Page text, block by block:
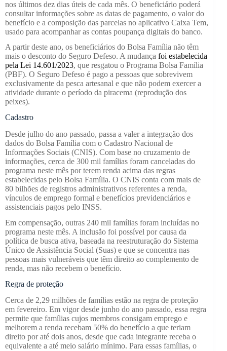
nos últimos dez dias úteis de cada mês. O beneficiário poderá
consultar informações sobre as datas de pagamento, o valor do
benefício e a composição das parcelas no aplicativo Caixa Tem,
usado para acompanhar as contas poupança digitais do banco.
A partir deste ano, os beneficiários do Bolsa Família não têm
mais o desconto do Seguro Defeso. A mudança foi estabelecida
pela Lei 14.601/2023, que resgatou o Programa Bolsa Família
(PBF). O Seguro Defeso é pago a pessoas que sobrevivem
exclusivamente da pesca artesanal e que não podem exercer a
atividade durante o período da piracema (reprodução dos
peixes).
Cadastro
Desde julho do ano passado, passa a valer a integração dos
dados do Bolsa Família com o Cadastro Nacional de
Informações Sociais (CNIS). Com base no cruzamento de
informações, cerca de 300 mil famílias foram canceladas do
programa neste mês por terem renda acima das regras
estabelecidas pelo Bolsa Família. O CNIS conta com mais de
80 bilhões de registros administrativos referentes a renda,
vínculos de emprego formal e benefícios previdenciários e
assistenciais pagos pelo INSS.
Em compensação, outras 240 mil famílias foram incluídas no
programa neste mês. A inclusão foi possível por causa da
política de busca ativa, baseada na reestruturação do Sistema
Único de Assistência Social (Suas) e que se concentra nas
pessoas mais vulneráveis que têm direito ao complemento de
renda, mas não recebem o benefício.
Regra de proteção
Cerca de 2,29 milhões de famílias estão na regra de proteção
em fevereiro. Em vigor desde junho do ano passado, essa regra
permite que famílias cujos membros consigam emprego e
melhorem a renda recebam 50% do benefício a que teriam
direito por até dois anos, desde que cada integrante receba o
equivalente a até meio salário mínimo. Para essas famílias, o